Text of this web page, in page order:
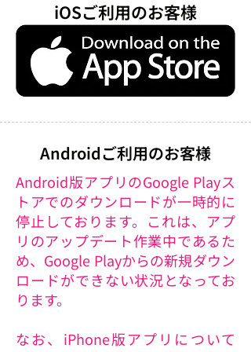
iOSご利用のお客様
Androidご利用のお客様
Android版アプリのGoogle Playス
トアでのダウンロードが一時的に
停止しております。これは、アプ
リのアップデート作業中であるた
め、Google Playからの新規ダウン
ロードができない状況となってお
ります。
なお、iPhone版アプリについて